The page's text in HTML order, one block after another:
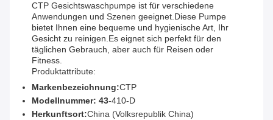
CTP Gesichtswaschpumpe ist für verschiedene
Anwendungen und Szenen geeignet.Diese Pumpe
bietet Ihnen eine bequeme und hygienische Art, Ihr
Gesicht zu reinigen.Es eignet sich perfekt für den
täglichen Gebrauch, aber auch für Reisen oder
Fitness.
Produktattribute:
Markenbezeichnung:CTP
Modellnummer: 43-410-D
Herkunftsort:China (Volksrepublik China)